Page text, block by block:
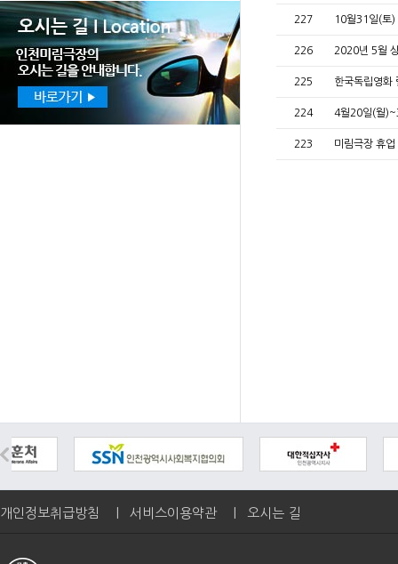
227 10월31일(토)
226 2020년 5월
225 한국독립영화
224 4월20일(월
223 미림극장 휴
개인정보취급방침 서비스이용약관 오시는 길